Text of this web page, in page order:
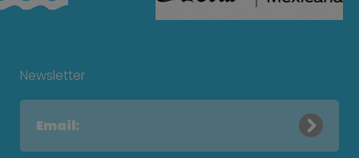
Newsletter